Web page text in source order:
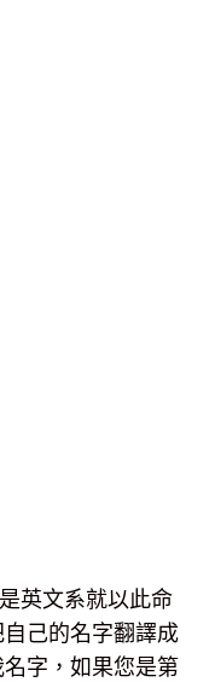
英文系就以此命
己的名字翻譯成
名字，如果您是第